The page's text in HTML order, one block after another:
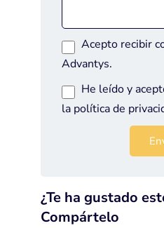
Acepto recibir
Advantys.
He leído y
la política de
¿Te ha gustado
Compártelo